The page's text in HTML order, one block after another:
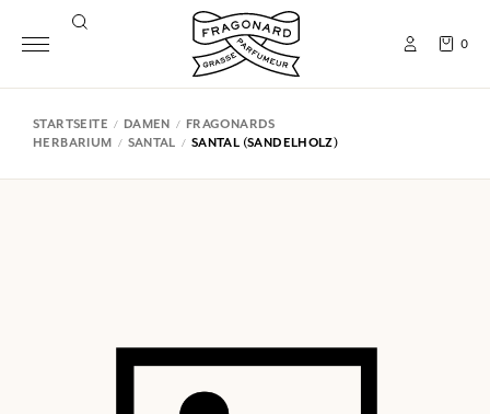
0
STARTSEITE DAMEN
FRAGONARDS
HERBARIUM
SANTAL SANTAL (SANDELHOLZ)